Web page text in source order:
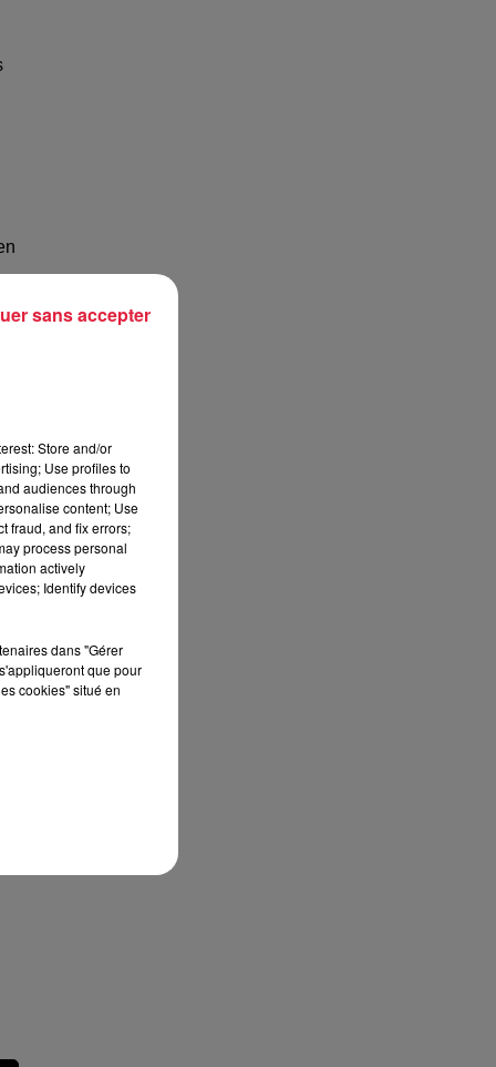
Store and/or
Use profiles to
audiences through
content; Use
fraud, and fix errors;
process personal
actively
Identify devices
dans "Gérer
que pour
cookies" situé en
sans accepter